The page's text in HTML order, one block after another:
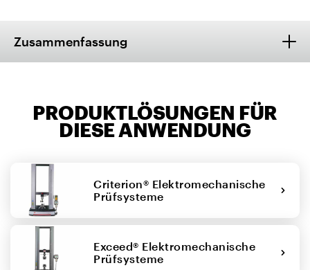
Zusammenfassung
PRODUKTLÖSUNGEN FÜR
DIESE ANWENDUNG
Criterion® Elektromechanische
Prüfsysteme
Exceed® Elektromechanische
Prüfsysteme